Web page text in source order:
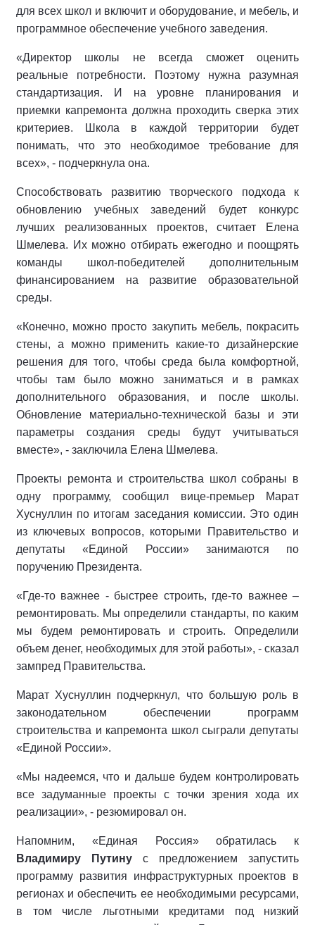
для всех школ и включит и оборудование, и мебель, и
программное обеспечение учебного заведения.
«Директор школы не всегда сможет оценить
реальные потребности. Поэтому нужна разумная
стандартизация. И на уровне планирования и
приемки капремонта должна проходить сверка этих
критериев. Школа в каждой территории будет
понимать, что это необходимое требование для
всех», - подчеркнула она.
Способствовать развитию творческого подхода к
обновлению учебных заведений будет конкурс
лучших реализованных проектов, считает Елена
Шмелева. Их можно отбирать ежегодно и поощрять
команды школ-победителей дополнительным
финансированием на развитие образовательной
среды.
«Конечно, можно просто закупить мебель, покрасить
стены, а можно применить какие-то дизайнерские
решения для того, чтобы среда была комфортной,
чтобы там было можно заниматься и в рамках
дополнительного образования, и после школы.
Обновление материально-технической базы и эти
параметры создания среды будут учитываться
вместе», - заключила Елена Шмелева.
Проекты ремонта и строительства школ собраны в
одну программу, сообщил вице-премьер Марат
Хуснуллин по итогам заседания комиссии. Это один
из ключевых вопросов, которыми Правительство и
депутаты «Единой России» занимаются по
поручению Президента.
«Где-то важнее - быстрее строить, где-то важнее –
ремонтировать. Мы определили стандарты, по каким
мы будем ремонтировать и строить. Определили
объем денег, необходимых для этой работы», - сказал
зампред Правительства.
Марат Хуснуллин подчеркнул, что большую роль в
законодательном обеспечении программ
строительства и капремонта школ сыграли депутаты
«Единой России».
«Мы надеемся, что и дальше будем контролировать
все задуманные проекты с точки зрения хода их
реализации», - резюмировал он.
Напомним, «Единая Россия» обратилась к
Владимиру Путину с предложением запустить
программу развития инфраструктурных проектов в
регионах и обеспечить ее необходимыми ресурсами,
в том числе льготными кредитами под низкий